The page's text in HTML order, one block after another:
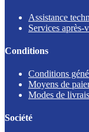
Assistance
Services après-
Conditions
Conditions
Moyens de
Modes de
Société